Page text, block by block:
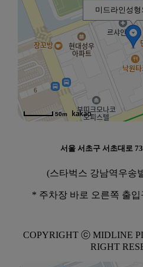
미드라인성형
50m
서울 서초구 서초대로
(스타벅스 강남역우송
* 주차장 바로 오른쪽 출
COPYRIGHT ⓒ MIDLINE
RIGHT